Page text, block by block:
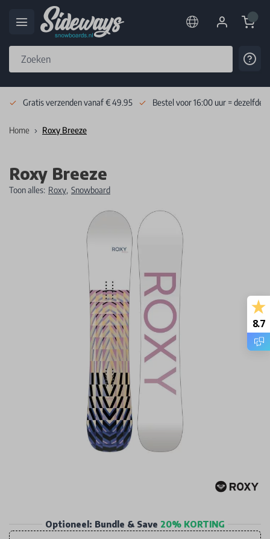
Cart
Gratis verzenden vanaf € 49.95 Bestel voor 16:00 uur = dezelfde
Home Roxy Breeze
Roxy Breeze
Toon alles: Roxy, Snowboard
Optioneel: Bundle & Save 20% KORTING
8.7